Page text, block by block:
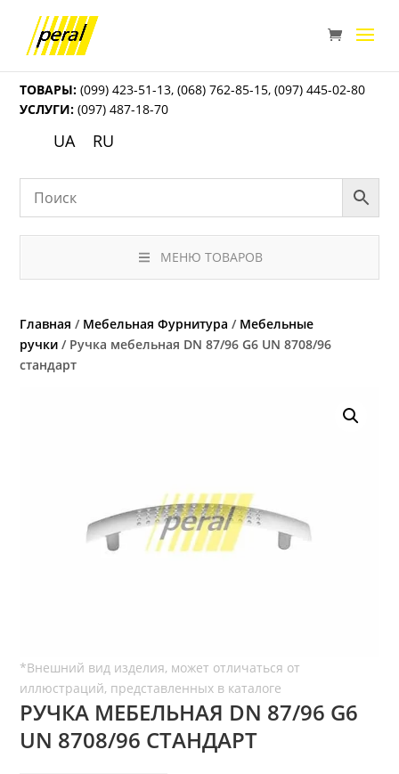
ТОВАРЫ: (099) 423-51-13,(068) 762-85-15,(097) 445-02-80
УСЛУГИ: (097) 487-18-70
UA RU
МЕНЮ ТОВАРОВ
Главная / Мебельная Фурнитура / Мебельные
ручки / Ручка мебельная DN 87/96 G6 UN 8708/96
стандарт
РУЧКА МЕБЕЛЬНАЯ DN 87/96 G6
UN 8708/96 СТАНДАРТ